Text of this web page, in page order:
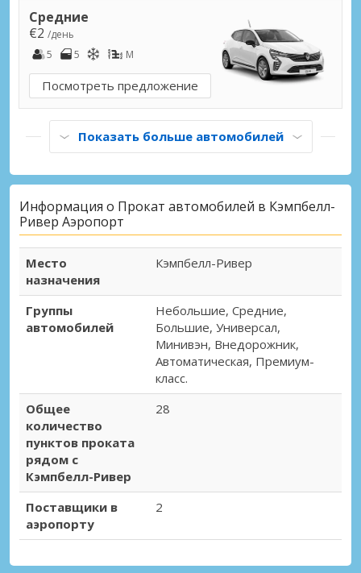
Средние
€2 /день
5
5 M
Посмотреть предложение
Показать больше автомобилей
Информация о Прокат автомобилей в Кэмпбелл-
Ривер Аэропорт
Место
назначения
Кэмпбелл-Ривер
Группы
автомобилей
Небольшие, Средние,
Большие, Универсал,
Минивэн, Внедорожник,
Автоматическая, Премиум-
класс.
Общее
количество
пунктов проката
рядом с
Кэмпбелл-Ривер
28
Поставщики в
аэропорту
2